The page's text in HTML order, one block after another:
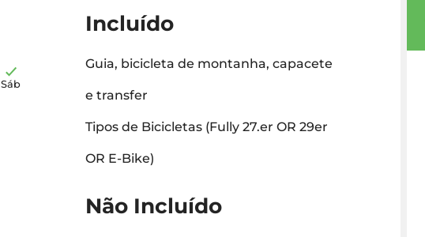
Sáb
Incluído
Guia, bicicleta de montanha, capacete
e transfer
Tipos de Bicicletas (Fully 27.er OR 29er
OR E-Bike)
Não Incluído